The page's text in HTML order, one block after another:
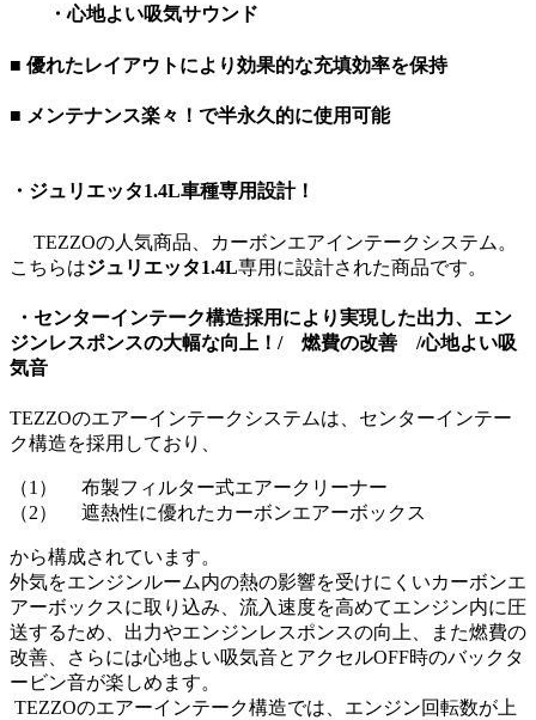
・心地よい吸気サウンド
■ 優れたレイアウトにより効果的な充填効率を保持
■ メンテナンス楽々！で半永久的に使用可能
・ ジュリエッタ1.4L車種専用設計！
TEZZOの人気商品、カーボンエアインテークシステム。
こちらはジュリエッタ1.4L専用に設計された商品です。
・センターインテーク構造採用により実現した出力、エン
ジンレスポンスの大幅な向上！/ 燃費の改善 /心地よい吸
気音
TEZZOのエアーインテークシステムは、センターインテー
ク構造を採用しており、
（1） 布製フィルター式エアークリーナー
（2） 遮熱性に優れたカーボンエアーボックス
から構成されています。
外気をエンジンルーム内の熱の影響を受けにくいカーボンエ
アーボックスに取り込み、流入速度を高めてエンジン内に圧
送するため、出力やエンジンレスポンスの向上、また燃費の
改善、さらには心地よい吸気音とアクセルOFF時のバックタ
ービン音が楽しめます。
TEZZOのエアーインテーク構造では、エンジン回転数が上